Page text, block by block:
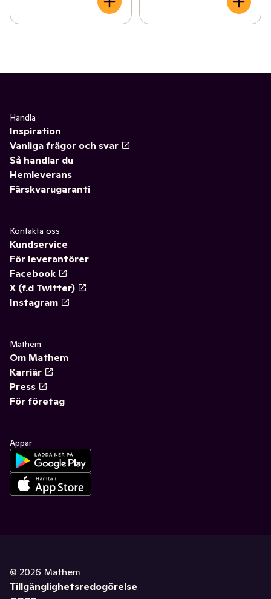
Handla
Inspiration
Vanliga frågor och svar
Så handlar du
Hemleverans
Färskvarugaranti
Kontakta oss
Kundservice
För leverantörer
Facebook
X (f.d Twitter)
Instagram
Mathem
Om Mathem
Karriär
Press
För företag
Appar
© 2026 Mathem
Tillgänglighetsredogörelse